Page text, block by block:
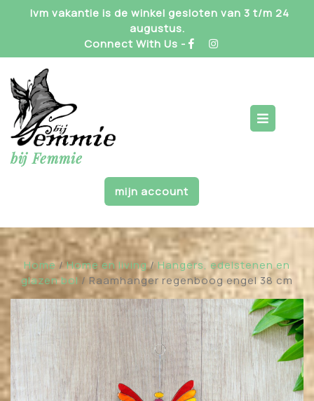
Ivm vakantie is de winkel gesloten van 3 t/m 24
augustus.
Connect With Us -
bij Femmie
mijn account
Home/Home en living/ Hangers, edelstenen en
glazen bol / Raamhanger regenboog engel 38 cm